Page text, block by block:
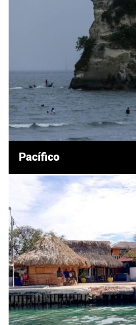
Pacífico